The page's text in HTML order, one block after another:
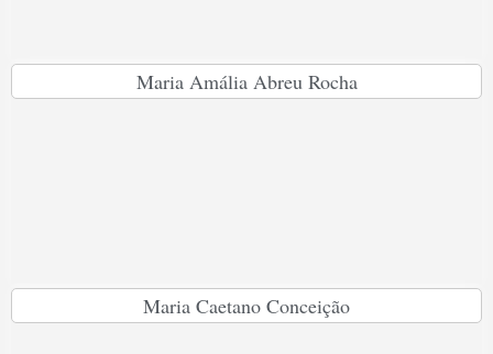
Maria Amália Abreu Rocha
Maria Caetano Conceição